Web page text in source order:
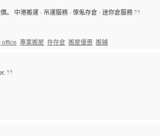
中港搬運 · 吊運服務 · 傢俬存倉 · 迷你倉服務
office 專業搬屋 存存倉 搬屋優惠 搬鋪